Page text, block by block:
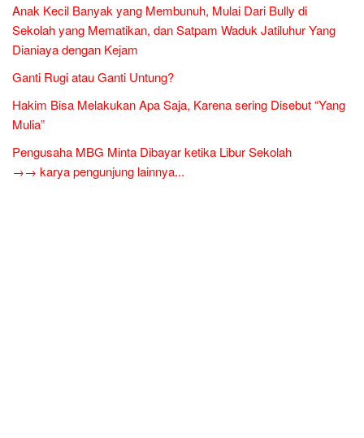
Anak Kecil Banyak yang Membunuh, Mulai Dari Bully di
Sekolah yang Mematikan, dan Satpam Waduk Jatiluhur Yang
Dianiaya dengan Kejam
Ganti Rugi atau Ganti Untung?
Hakim Bisa Melakukan Apa Saja, Karena sering Disebut “Yang
Mulia”
Pengusaha MBG Minta Dibayar ketika Libur Sekolah
→→ karya pengunjung lainnya...